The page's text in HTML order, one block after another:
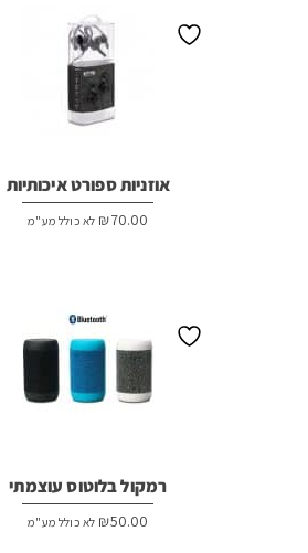
אוזניות ספורט איכותיות
₪70.00 לא כולל מע"מ
רמקול בלוטוס עוצמתי
₪50.00 לא כולל מע"מ